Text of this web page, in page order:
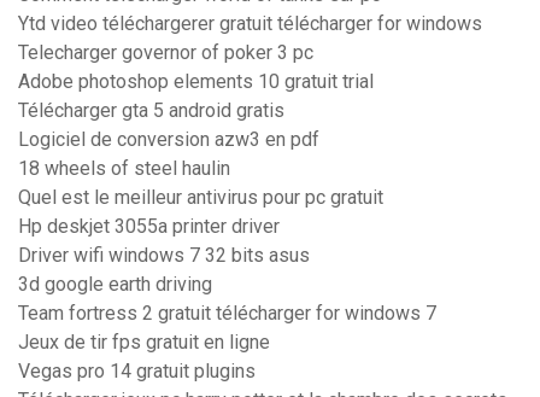
Ytd video téléchargerer gratuit télécharger for windows
Telecharger governor of poker 3 pc
Adobe photoshop elements 10 gratuit trial
Télécharger gta 5 android gratis
Logiciel de conversion azw3 en pdf
18 wheels of steel haulin
Quel est le meilleur antivirus pour pc gratuit
Hp deskjet 3055a printer driver
Driver wifi windows 7 32 bits asus
3d google earth driving
Team fortress 2 gratuit télécharger for windows 7
Jeux de tir fps gratuit en ligne
Vegas pro 14 gratuit plugins